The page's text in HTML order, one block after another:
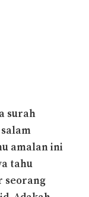
surah
amalan ini
tahu
seorang